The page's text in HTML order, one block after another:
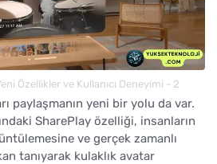
Özellikler ve Kullanıcı Deneyimi - 2
paylaşmanın yeni bir yolu da var.
SharePlay özelliği, insanların
ve gerçek zamanlı
tanıyarak kulaklık avatar